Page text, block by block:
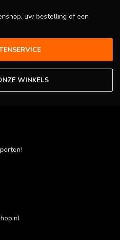
uw bestelling of een
WINKELS